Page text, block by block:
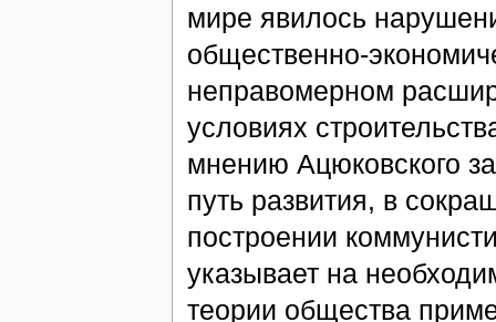
мире явилось
общественно-
неправомерном
условиях
мнению Ацюковского
путь развития, в
построении
указывает на
теории общества